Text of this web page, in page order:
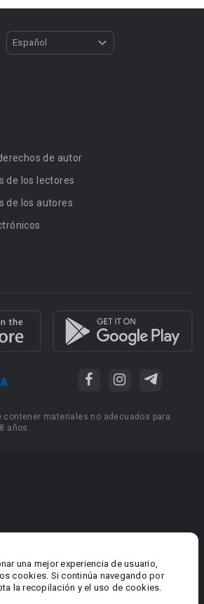
una mejor experiencia de usuario,
cookies. Si continúa navegando por
la recopilación y el uso de cookies.
Español
de autor
de los lectores
de los autores
contener materiales no adecuados para
años.
de libros